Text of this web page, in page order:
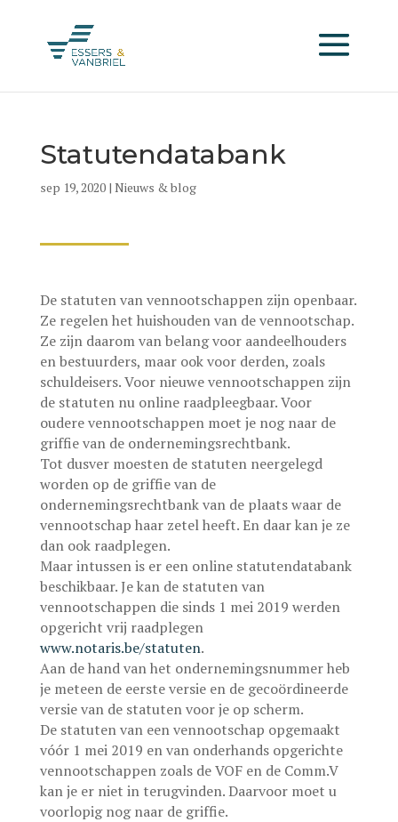
Statutendatabank
sep 19, 2020| Nieuws & blog
De statuten van vennootschappen zijn openbaar.
Ze regelen het huishouden van de vennootschap.
Ze zijn daarom van belang voor aandeelhouders
en bestuurders, maar ook voor derden, zoals
schuldeisers. Voor nieuwe vennootschappen zijn
de statuten nu online raadpleegbaar. Voor
oudere vennootschappen moet je nog naar de
griffie van de ondernemingsrechtbank.
Tot dusver moesten de statuten neergelegd
worden op de griffie van de
ondernemingsrechtbank van de plaats waar de
vennootschap haar zetel heeft. En daar kan je ze
dan ook raadplegen.
Maar intussen is er een online statutendatabank
beschikbaar. Je kan de statuten van
vennootschappen die sinds 1 mei 2019 werden
opgericht vrij raadplegen
www.notaris.be/statuten.
Aan de hand van het ondernemingsnummer heb
je meteen de eerste versie en de gecoördineerde
versie van de statuten voor je op scherm.
De statuten van een vennootschap opgemaakt
vóór 1 mei 2019 en van onderhands opgerichte
vennootschappen zoals de VOF en de Comm.V
kan je er niet in terugvinden. Daarvoor moet u
voorlopig nog naar de griffie.